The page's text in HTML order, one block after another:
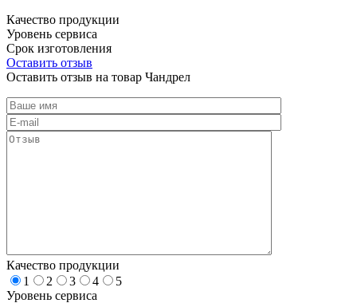
Качество продукции
Уровень сервиса
Срок изготовления
Оставить отзыв
Оставить отзыв на товар Чандрел
Качество продукции
1
2 3 4
5
Уровень сервиса